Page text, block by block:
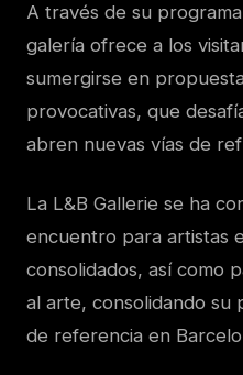
A través de su
galería ofrece a los
sumergirse en
provocativas, que
abren nuevas vías de
La L&B Gallerie se ha
encuentro para artistas
consolidados, así como
al arte, consolidando su
de referencia en